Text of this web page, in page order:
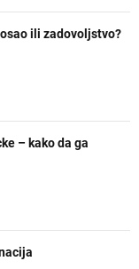
ili zadovoljstvo?
– kako da ga